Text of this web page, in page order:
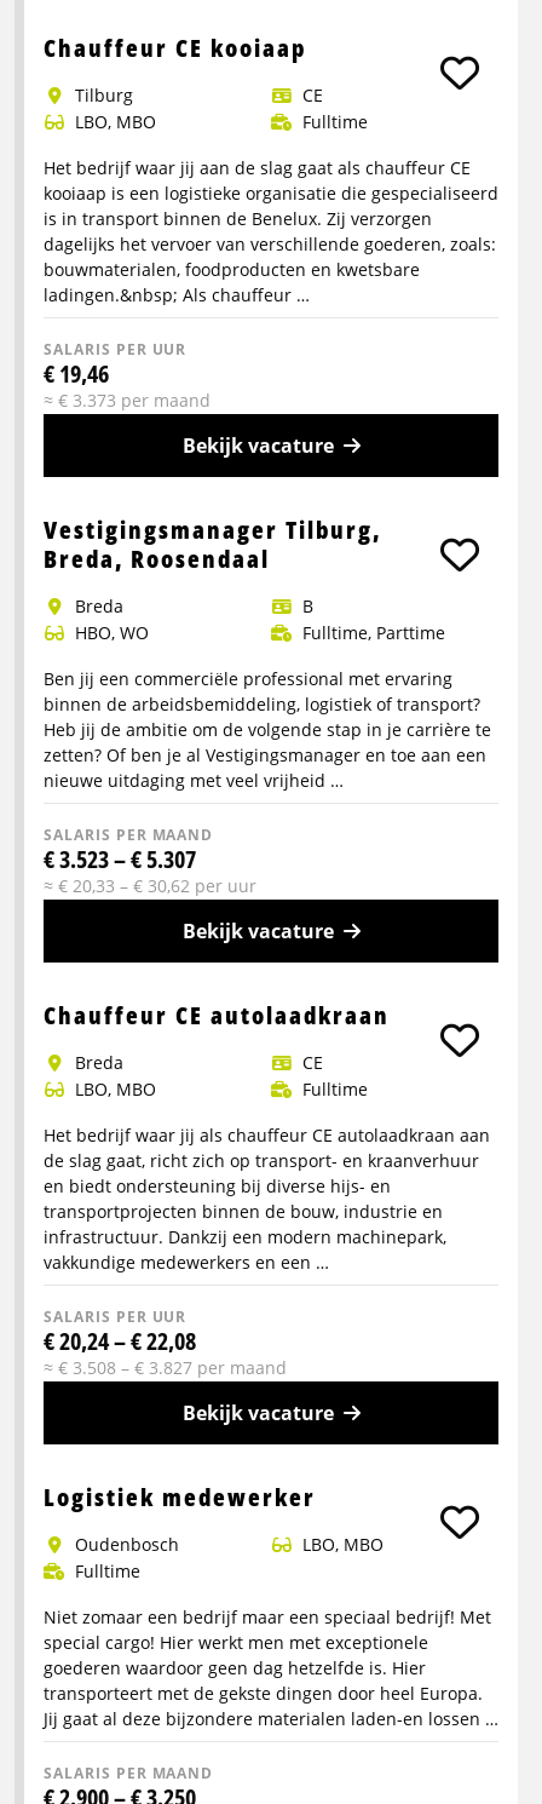
info
Chauffeur
C/CE
verhuizingen
Chauffeur CE kooiaap
Tilburg
CE
LBO, MBO
Fulltime
Het bedrijf waar jij aan de slag gaat als chauffeur CE
kooiaap is een logistieke organisatie die gespecialiseerd
is in transport binnen de Benelux. Zij verzorgen
dagelijks het vervoer van verschillende goederen, zoals:
bouwmaterialen, foodproducten en kwetsbare
ladingen.&nbsp; Als chauffeur …
SALARIS PER UUR
€ 19,46
≈ € 3.373 per maand
Bekijk vacature
info
over
CE
kooiaap
Vestigingsmanager Tilburg,
Breda, Roosendaal
Breda
B
HBO, WO
Fulltime, Parttime
Ben jij een commerciële professional met ervaring
binnen de arbeidsbemiddeling, logistiek of transport?
Heb jij de ambitie om de volgende stap in je carrière te
zetten? Of ben je al Vestigingsmanager en toe aan een
nieuwe uitdaging met veel vrijheid …
SALARIS PER MAAND
€ 3.523 – € 5.307
≈ € 20,33 – € 30,62 per uur
Bekijk vacature
info
Vestigingsmanager
Tilburg,
Breda,
Roosendaal
Chauffeur CE autolaadkraan
Breda
CE
LBO, MBO
Fulltime
Het bedrijf waar jij als chauffeur CE autolaadkraan aan
de slag gaat, richt zich op transport- en kraanverhuur
en biedt ondersteuning bij diverse hijs- en
transportprojecten binnen de bouw, industrie en
infrastructuur. Dankzij een modern machinepark,
vakkundige medewerkers en een …
SALARIS PER UUR
€ 20,24 – € 22,08
≈ € 3.508 – € 3.827 per maand
Bekijk vacature
info
over
Chauffeur
CE
autolaadkraan
Logistiek medewerker
Oudenbosch
LBO, MBO
Fulltime
Niet zomaar een bedrijf maar een speciaal bedrijf! Met
special cargo! Hier werkt men met exceptionele
goederen waardoor geen dag hetzelfde is. Hier
transporteert met de gekste dingen door heel Europa.
Jij gaat al deze bijzondere materialen laden-en lossen …
SALARIS PER MAAND
€ 2.900 – € 3.250